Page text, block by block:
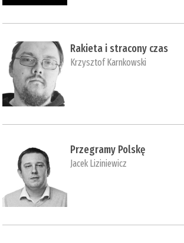
Rakieta i stracony czas
Krzysztof Karnkowski
Przegramy Polskę
Jacek Liziniewicz